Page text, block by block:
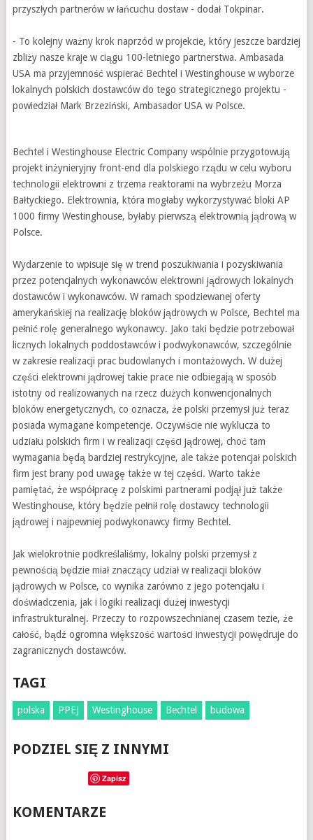
przyszłych partnerów w łańcuchu dostaw - dodał Tokpinar.
- To kolejny ważny krok naprzód w projekcie, który jeszcze bardziej
zbliży nasze kraje w ciągu 100-letniego partnerstwa. Ambasada
USA ma przyjemność wspierać Bechtel i Westinghouse w wyborze
lokalnych polskich dostawców do tego strategicznego projektu -
powiedział Mark Brzeziński, Ambasador USA w Polsce.
Bechtel i Westinghouse Electric Company wspólnie przygotowują
projekt inżynieryjny front-end dla polskiego rządu w celu wyboru
technologii elektrowni z trzema reaktorami na wybrzeżu Morza
Bałtyckiego. Elektrownia, która mogłaby wykorzystywać bloki AP
1000 firmy Westinghouse, byłaby pierwszą elektrownią jądrową w
Polsce.
Wydarzenie to wpisuje się w trend poszukiwania i pozyskiwania
przez potencjalnych wykonawców elektrowni jądrowych lokalnych
dostawców i wykonawców. W ramach spodziewanej oferty
amerykańskiej na realizację bloków jądrowych w Polsce, Bechtel ma
pełnić rolę generalnego wykonawcy. Jako taki będzie potrzebował
licznych lokalnych poddostawców i podwykonawców, szczególnie
w zakresie realizacji prac budowlanych i montażowych. W dużej
części elektrowni jądrowej takie prace nie odbiegają w sposób
istotny od realizowanych na rzecz dużych konwencjonalnych
bloków energetycznych, co oznacza, że polski przemysł już teraz
posiada wymagane kompetencje. Oczywiście nie wyklucza to
udziału polskich firm i w realizacji części jądrowej, choć tam
wymagania będą bardziej restrykcyjne, ale także potencjał polskich
firm jest brany pod uwagę także w tej części. Warto także
pamiętać, że współpracę z polskimi partnerami podjął już także
Westinghouse, który będzie pełnił rolę dostawcy technologii
jądrowej i najpewniej podwykonawcy firmy Bechtel.
Jak wielokrotnie podkreślaliśmy, lokalny polski przemysł z
pewnością będzie miał znaczący udział w realizacji bloków
jądrowych w Polsce, co wynika zarówno z jego potencjału i
doświadczenia, jak i logiki realizacji dużej inwestycji
infrastrukturalnej. Przeczy to rozpowszechnianej czasem tezie, że
całość, bądź ogromna większość wartości inwestycji powędruje do
zagranicznych dostawców.
TAGI
polska PPEJ Westinghouse Bechtel budowa
PODZIEL SIĘ Z INNYMI
Zapisz
KOMENTARZE